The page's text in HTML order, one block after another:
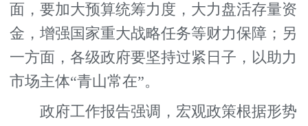
面，要加大预算统筹力度，大力盘活存量资
金，增强国家重大战略任务等财力保障；另
一方面，各级政府要坚持过紧日子，以助力
市场主体“青山常在”。
政府工作报告强调，宏观政策根据形势